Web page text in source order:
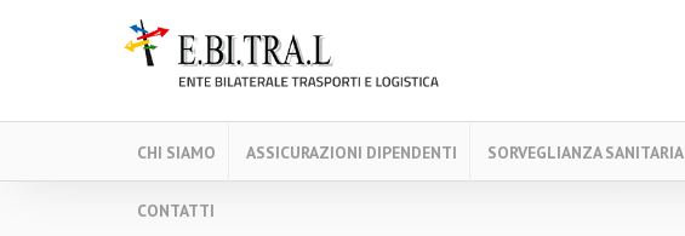
CHI SIAMO ASSICURAZIONI DIPENDENTI SORVEGLIANZA SANITARIA
CONTATTI